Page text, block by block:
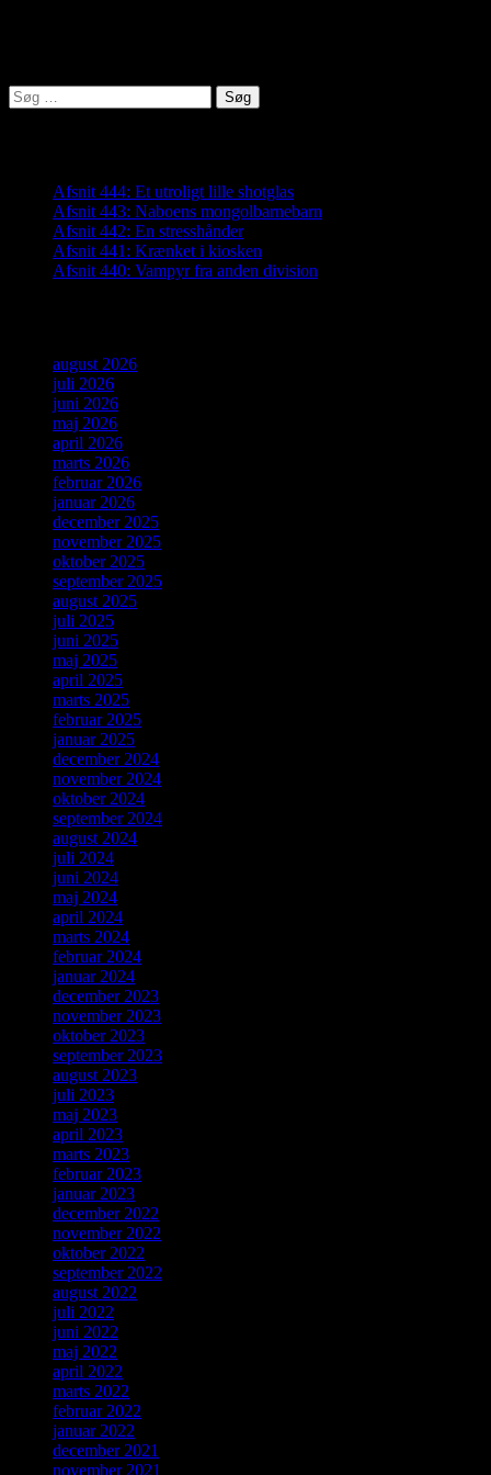
Søg
efter:
Afsnit 444: Et utroligt lille shotglas
Afsnit 443: Naboens mongolbarnebarn
Afsnit 442: En stresshånder
Afsnit 441: Krænket i kiosken
Afsnit 440: Vampyr fra anden division
august 2026
juli 2026
juni 2026
maj 2026
april 2026
marts 2026
februar 2026
januar 2026
december 2025
november 2025
oktober 2025
september 2025
august 2025
juli 2025
juni 2025
maj 2025
april 2025
marts 2025
februar 2025
januar 2025
december 2024
november 2024
oktober 2024
september 2024
august 2024
juli 2024
juni 2024
maj 2024
april 2024
marts 2024
februar 2024
januar 2024
december 2023
november 2023
oktober 2023
september 2023
august 2023
juli 2023
maj 2023
april 2023
marts 2023
februar 2023
januar 2023
december 2022
november 2022
oktober 2022
september 2022
august 2022
juli 2022
juni 2022
maj 2022
april 2022
marts 2022
februar 2022
januar 2022
december 2021
november 2021